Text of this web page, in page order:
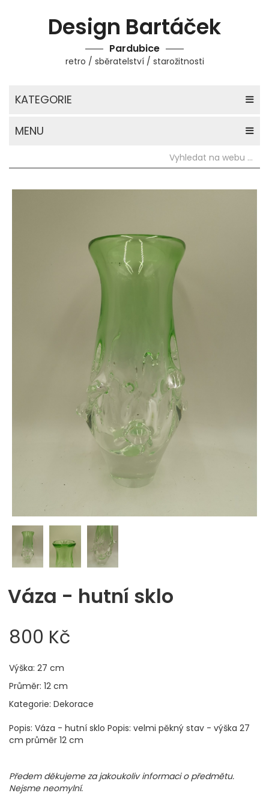
Design Bartáček
Pardubice
retro / sběratelství / starožitnosti
KATEGORIE
MENU
Váza - hutní sklo
800 Kč
Výška: 27 cm
Průměr: 12 cm
Kategorie: Dekorace
Popis: Váza - hutní sklo Popis: velmi pěkný stav - výška 27
cm průměr 12 cm
Předem děkujeme za jakoukoliv informaci o předmětu.
Nejsme neomylní.